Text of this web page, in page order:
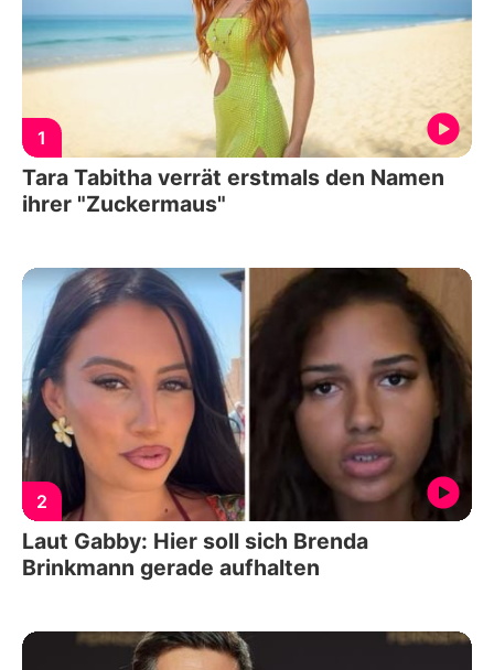
1
Tara Tabitha verrät erstmals den Namen
ihrer "Zuckermaus"
2
Laut Gabby: Hier soll sich Brenda
Brinkmann gerade aufhalten